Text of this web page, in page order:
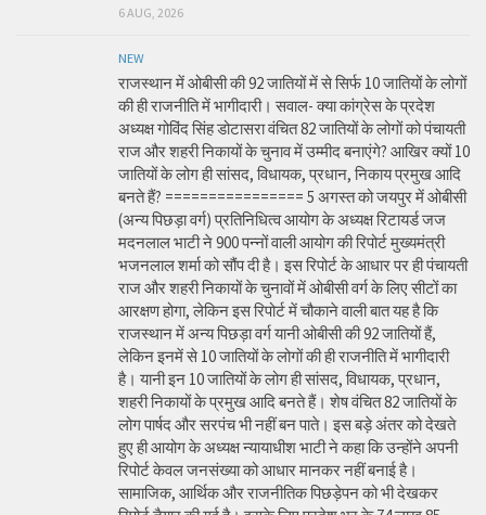
6 AUG, 2026
NEW
राजस्थान में ओबीसी की 92 जातियों में से सिर्फ 10 जातियों के लोगों
की ही राजनीति में भागीदारी। सवाल- क्या कांग्रेस के प्रदेश
अध्यक्ष गोविंद सिंह डोटासरा वंचित 82 जातियों के लोगों को पंचायती
राज और शहरी निकायों के चुनाव में उम्मीद बनाएंगे? आखिर क्यों 10
जातियों के लोग ही सांसद, विधायक, प्रधान, निकाय प्रमुख आदि
बनते हैं? ================ 5 अगस्त को जयपुर में ओबीसी
(अन्य पिछड़ा वर्ग) प्रतिनिधित्व आयोग के अध्यक्ष रिटायर्ड जज
मदनलाल भाटी ने 900 पन्नों वाली आयोग की रिपोर्ट मुख्यमंत्री
भजनलाल शर्मा को सौंप दी है। इस रिपोर्ट के आधार पर ही पंचायती
राज और शहरी निकायों के चुनावों में ओबीसी वर्ग के लिए सीटों का
आरक्षण होगा, लेकिन इस रिपोर्ट में चौकाने वाली बात यह है कि
राजस्थान में अन्य पिछड़ा वर्ग यानी ओबीसी की 92 जातियों हैं,
लेकिन इनमें से 10 जातियों के लोगों की ही राजनीति में भागीदारी
है। यानी इन 10 जातियों के लोग ही सांसद, विधायक, प्रधान,
शहरी निकायों के प्रमुख आदि बनते हैं। शेष वंचित 82 जातियों के
लोग पार्षद और सरपंच भी नहीं बन पाते। इस बड़े अंतर को देखते
हुए ही आयोग के अध्यक्ष न्यायाधीश भाटी ने कहा कि उन्होंने अपनी
रिपोर्ट केवल जनसंख्या को आधार मानकर नहीं बनाई है।
सामाजिक, आर्थिक और राजनीतिक पिछड़ेपन को भी देखकर